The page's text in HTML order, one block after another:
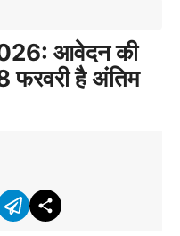
आवेदन की
फरवरी है अंतिम